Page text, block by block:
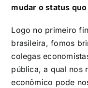
mudar o status quo
Logo no primeiro
brasileira, fomos
colegas
pública, a qual nos
econômico pode